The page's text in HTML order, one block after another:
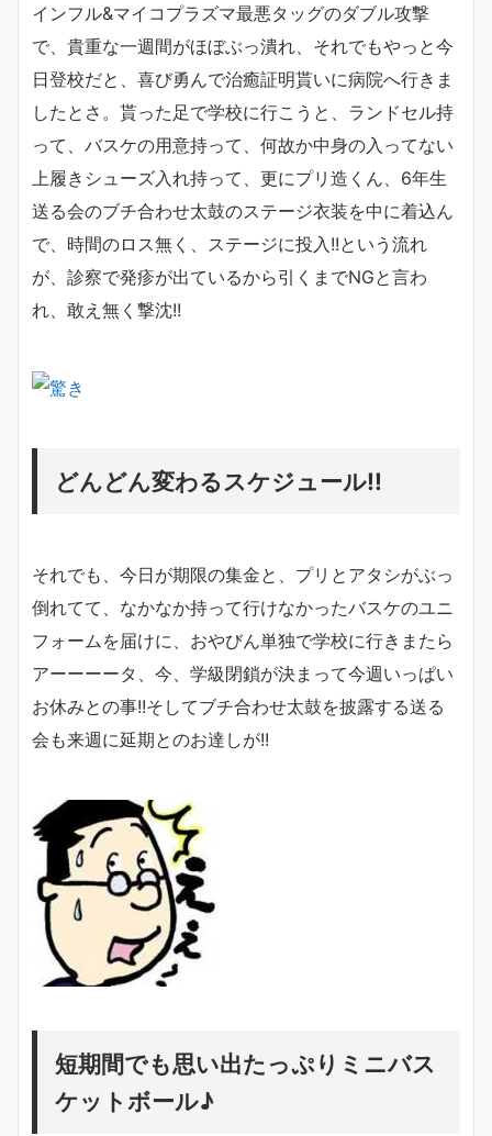
インフル&マイコプラズマ最悪タッグのダブル攻撃
で、貴重な一週間がほぼぶっ潰れ、それでもやっと今
日登校だと、喜び勇んで治癒証明貰いに病院へ行きま
したとさ。貰った足で学校に行こうと、ランドセル持
って、バスケの用意持って、何故か中身の入ってない
上履きシューズ入れ持って、更にプリ造くん、6年生
送る会のブチ合わせ太鼓のステージ衣装を中に着込ん
で、時間のロス無く、ステージに投入!!という流れ
が、診察で発疹が出ているから引くまでNGと言わ
れ、敢え無く撃沈!!
どんどん変わるスケジュール!!
それでも、今日が期限の集金と、プリとアタシがぶっ
倒れてて、なかなか持って行けなかったバスケのユニ
フォームを届けに、おやびん単独で学校に行きまたら
アーーーータ、今、学級閉鎖が決まって今週いっぱい
お休みとの事!!そしてブチ合わせ太鼓を披露する送る
会も来週に延期とのお達しが!!
短期間でも思い出たっぷりミニバス
ケットボール♪